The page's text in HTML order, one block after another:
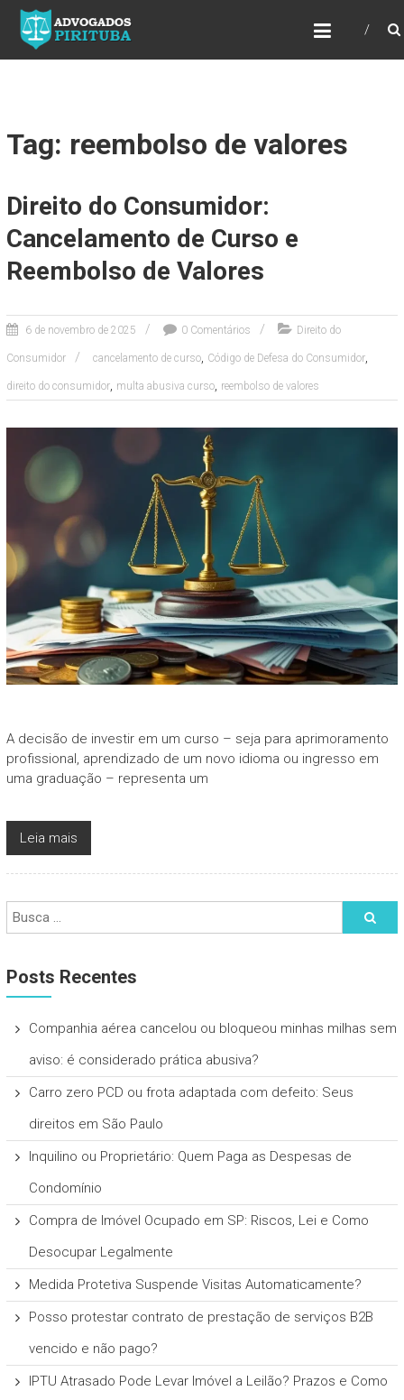
ADVOGADOS PIRITUBA
Precisando de advogado? Entre em contato!
Fazemos toda a assessoria que você
Tag: reembolso de valores
Direito do Consumidor:
Cancelamento de Curso e
Reembolso de Valores
6 de novembro de 2025 0 Comentários Direito do
Consumidor cancelamento de curso, Código de Defesa do Consumidor,
direito do consumidor, multa abusiva curso, reembolso de valores
A decisão de investir em um curso – seja para aprimoramento
profissional, aprendizado de um novo idioma ou ingresso em
uma graduação – representa um
Leia mais
Posts Recentes
Companhia aérea cancelou ou bloqueou minhas milhas sem
aviso: é considerado prática abusiva?
Carro zero PCD ou frota adaptada com defeito: Seus
direitos em São Paulo
Inquilino ou Proprietário: Quem Paga as Despesas de
Condomínio
Compra de Imóvel Ocupado em SP: Riscos, Lei e Como
Desocupar Legalmente
Medida Protetiva Suspende Visitas Automaticamente?
Posso protestar contrato de prestação de serviços B2B
vencido e não pago?
IPTU Atrasado Pode Levar Imóvel a Leilão? Prazos e Como